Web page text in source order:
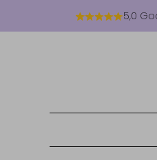
5,0